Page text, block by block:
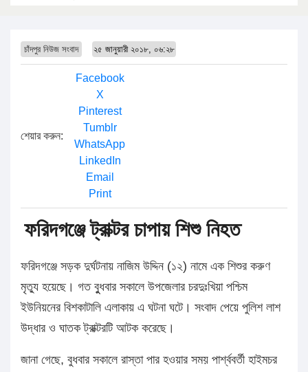
চাঁদপুর নিউজ সংবাদ ২৫ জানুয়ারী ২০১৮, ০৬:২৮
শেয়ার করুন:
Facebook
X
Pinterest
Tumblr
WhatsApp
LinkedIn
Email
Print
ফরিদগঞ্জে ট্রাক্টর চাপায় শিশু নিহত
ফরিদগঞ্জে সড়ক দুর্ঘটনায় নাজিম উদ্দিন (১২) নামে এক শিশুর করুণ
মৃত্যু হয়েছে। গত বুুধবার সকালে উপজেলার চরদুঃখিয়া পশ্চিম
ইউনিয়নের বিশকাটালি এলাকায় এ ঘটনা ঘটে। সংবাদ পেয়ে পুলিশ লাশ
উদ্ধার ও ঘাতক ট্রাক্টরটি আটক করেছে।
জানা গেছে, বুধবার সকালে রাস্তা পার হওয়ার সময় পার্শ্ববর্তী হাইমচর